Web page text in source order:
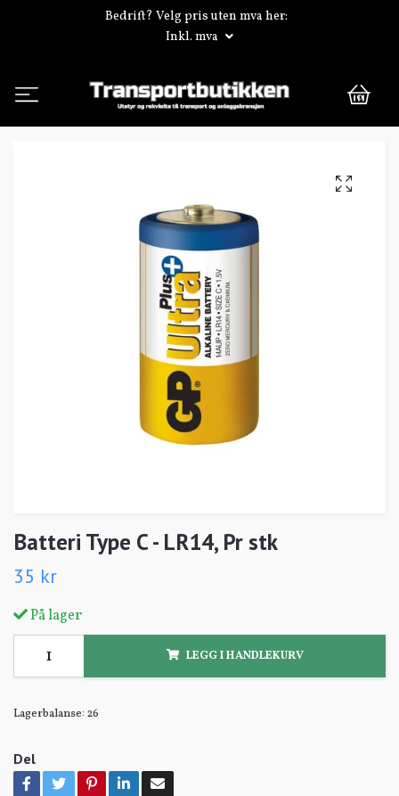
Bedrift? Velg pris uten mva her:
Inkl. mva
0
Batteri Type C - LR14, Pr stk
35 kr
På lager
LEGG I HANDLEKURV
Lagerbalanse: 26
Del